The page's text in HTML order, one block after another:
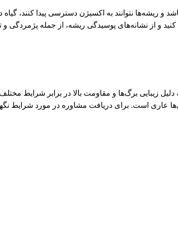
نتوانند به اکسیژن دسترسی پیدا کنند،
و از نشانه‌های پوسیدگی ریشه، از جمله پژمردگی و
زیبایی برگ‌ها و مقاومت بالا در برابر شرایط
عاری است. برای دریافت مشاوره در مورد شرایط